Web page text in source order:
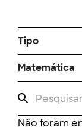
Tipo
Matemática
Não foram